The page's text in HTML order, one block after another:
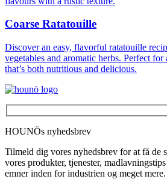
Coarse Ratatouille
Discover an easy, flavorful ratatouille
vegetables and aromatic herbs. Perfect
that’s both nutritious and delicious.
HOUNÖs nyhedsbrev
Tilmeld dig vores nyhedsbrev for at få de
vores produkter, tjenester,
emner inden for industrien og meget mere.